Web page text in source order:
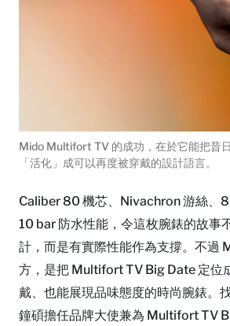
Mido Multifort TV 的成功，在於它能把昔
「活化」成可以再度被穿戴的設計語言。
Caliber 80 機芯、Nivachron 游絲、
10 bar 防水性能，令這枚腕錶的故事
計，而是有實際性能作為支撐。不過
方，是把 Multifort TV Big Date 定位
戴、也能展現品味態度的時尚腕錶。
鐘碩擔任品牌大使兼為 Multifort TV